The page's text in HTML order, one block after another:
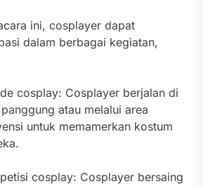
ini, cosplayer dapat
dalam berbagai kegiatan,
cosplay: Cosplayer berjalan di
atau melalui area
untuk memamerkan kostum
cosplay: Cosplayer bersaing